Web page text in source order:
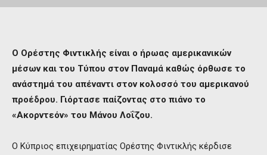
Ο Ορέστης Φιντικλής είναι ο ήρωας αμερικανικών
μέσων και του Τύπου στον Παναμά καθώς όρθωσε το
ανάστημά του απέναντι στον κολοσσό του αμερικανού
προέδρου. Γιόρτασε παίζοντας στο πιάνο το
«Ακορντεόν» του Μάνου Λοΐζου.
Ο Κύπριος επιχειρηματίας Ορέστης Φιντικλής κέρδισε